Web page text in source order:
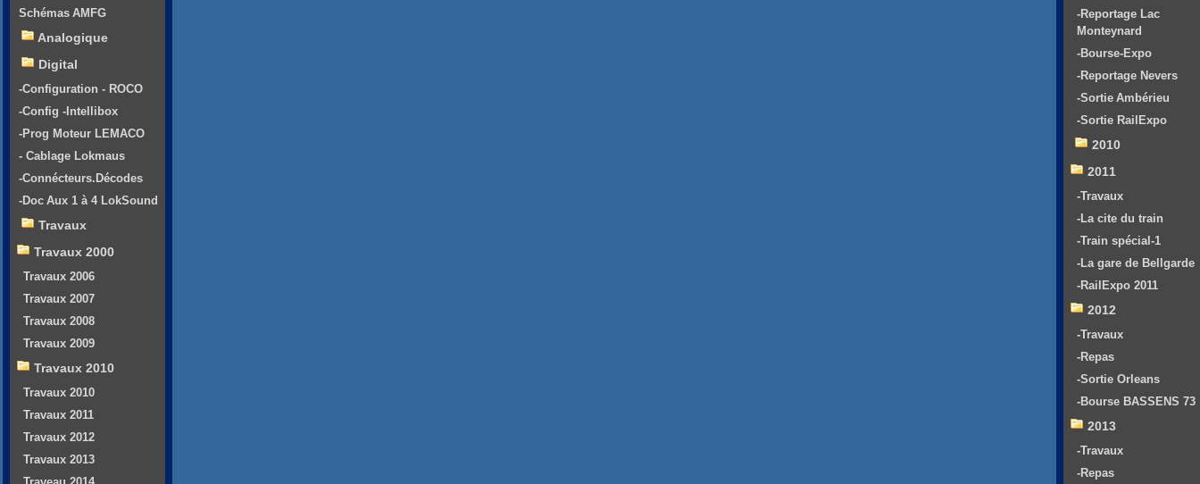
Schémas AMFG
Analogique
Digital
-Configuration - ROCO
-Config -Intellibox
-Prog Moteur LEMACO
- Cablage Lokmaus
-Connécteurs.Décodes
-Doc Aux 1 à 4 LokSound
Travaux
Travaux 2000
Travaux 2006
Travaux 2007
Travaux 2008
Travaux 2009
Travaux 2010
Travaux 2010
Travaux 2011
Travaux 2012
Travaux 2013
-Reportage Lac
Monteynard
-Bourse-Expo
-Reportage Nevers
-Sortie Ambérieu
-Sortie RailExpo
2010
2011
-Travaux
-La cite du train
-Train spécial-1
-La gare de Bellgarde
-RailExpo 2011
2012
-Travaux
-Repas
-Sortie Orleans
-Bourse BASSENS 73
2013
-Travaux
-Repas